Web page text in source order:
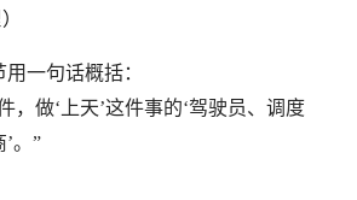
一句话概括：
，做‘上天’这件事的‘驾驶员、调度
。”